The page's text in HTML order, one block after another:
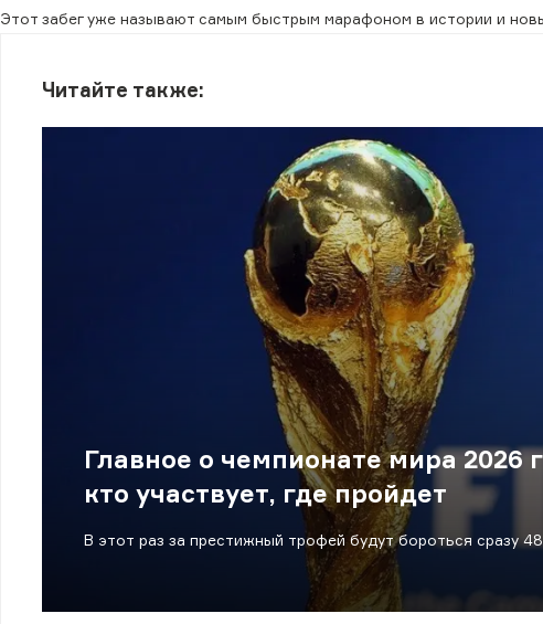
Этот забег уже называют самым быстрым марафоном в истории и
Читайте также:
Главное о чемпионате мира 2026
кто участвует, где пройдет
В этот раз за престижный трофей будут бороться сразу